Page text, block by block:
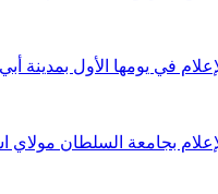
في يومها الأول بمدينة
بجامعة السلطان